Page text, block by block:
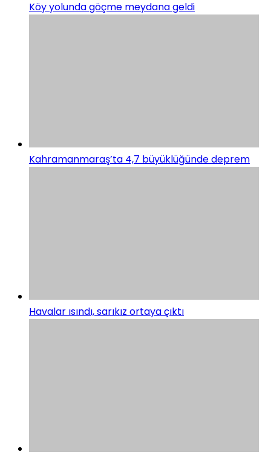
Köy yolunda göçme meydana geldi
Kahramanmaraş’ta 4,7 büyüklüğünde deprem
Havalar ısındı, sarıkız ortaya çıktı